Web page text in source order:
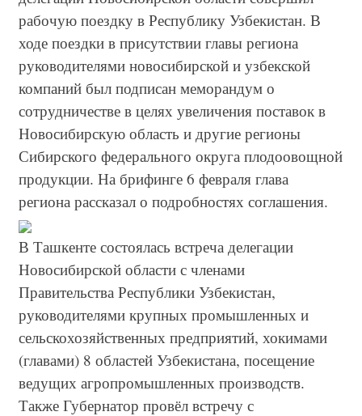
рабочую поездку в Республику Узбекистан. В
ходе поездки в присутствии главы региона
руководителями новосибирской и узбекской
компаний был подписан меморандум о
сотрудничестве в целях увеличения поставок в
Новосибирскую область и другие регионы
Сибирского федерального округа плодоовощной
продукции. На брифинге 6 февраля глава
региона рассказал о подробностях соглашения.
В Ташкенте состоялась встреча делегации
Новосибирской области с членами
Правительства Республики Узбекистан,
руководителями крупных промышленных и
сельскохозяйственных предприятий, хокимами
(главами) 8 областей Узбекистана, посещение
ведущих агропромышленных производств.
Также Губернатор провёл встречу с